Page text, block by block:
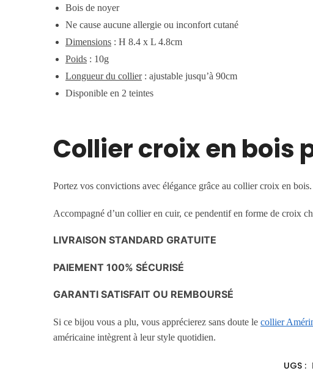
Bois de noyer
Ne cause aucune allergie ou inconfort cutané
Dimensions : H 8.4 x L 4.8cm
Poids : 10g
Longueur du collier: ajustable jusqu’à 90cm
Disponible en 2 teintes
Collier croix en bois
Portez vos convictions avec élégance grâce au collier croix en
Accompagné d’un collier en cuir, ce pendentif en forme de croix
LIVRAISON STANDARD GRATUITE
PAIEMENT 100% SÉCURISÉ
GARANTI SATISFAIT OU REMBOURSÉ
Si ce bijou vous a plu, vous apprécierez sans doute lecollier
américaine intègrent à leur style quotidien.
UGS :